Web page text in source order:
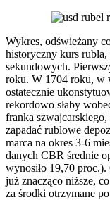
Wykres, odświeżany
historyczny kurs
sekundowych.
roku. W 1704 roku, w
ostatecznie
rekordowo słaby
franka
zapadać rublowe
marca na okres 3-6
danych CBR średnie
wynosiło 19,70
już znacząco niższe,
za środki otrzymane